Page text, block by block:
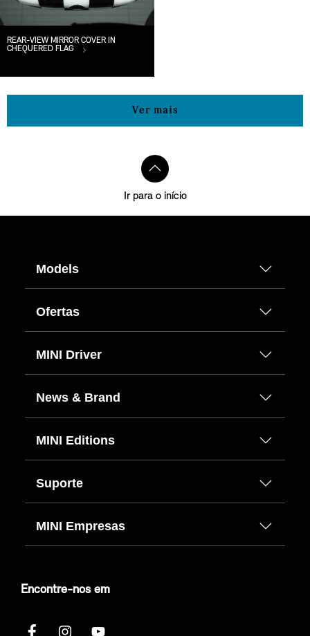
REAR-VIEW MIRROR COVER IN
CHEQUERED FLAG
Ver mais
Ir para o início
Models
Ofertas
MINI Driver
News & Brand
MINI Editions
Suporte
MINI Empresas
Encontre-nos em